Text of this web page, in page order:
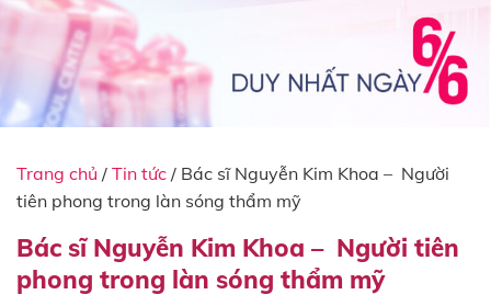
Trang chủ / Tin tức / Bác sĩ Nguyễn Kim Khoa – Người
tiên phong trong làn sóng thẩm mỹ
Bác sĩ Nguyễn Kim Khoa – Người tiên
phong trong làn sóng thẩm mỹ